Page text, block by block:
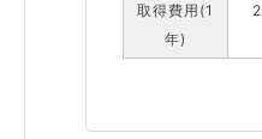
取得費用(1
年)